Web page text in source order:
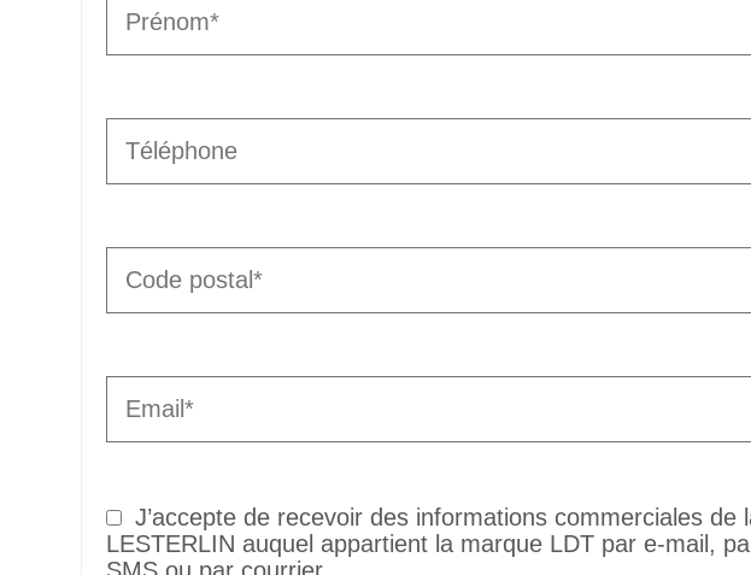
J’accepte de recevoir des informations commerciales de
LESTERLIN auquel appartient la marque LDT par e-mail,